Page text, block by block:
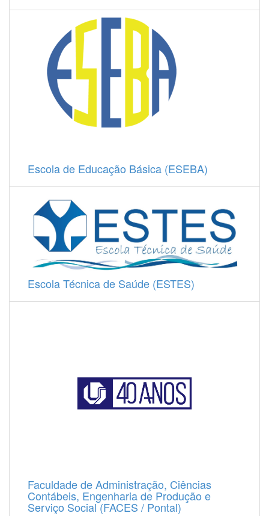
Escola de Educação Básica (ESEBA)
Escola Técnica de Saúde (ESTES)
Faculdade de Administração, Ciências
Contábeis, Engenharia de Produção e
Serviço Social (FACES / Pontal)